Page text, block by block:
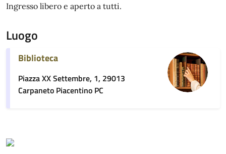
Ingresso libero e aperto a tutti.
Luogo
Biblioteca
Piazza XX Settembre, 1, 29013
Carpaneto Piacentino PC